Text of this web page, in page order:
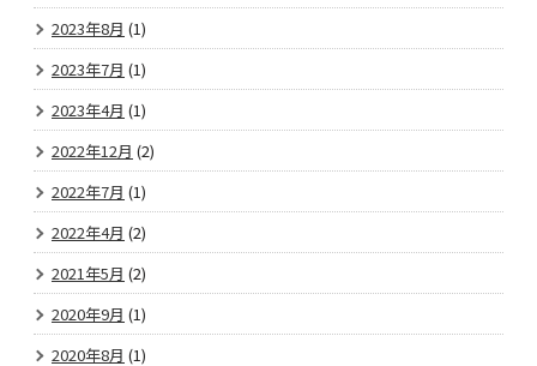
2023年8月 (1)
2023年7月 (1)
2023年4月 (1)
2022年12月 (2)
2022年7月 (1)
2022年4月 (2)
2021年5月 (2)
2020年9月 (1)
2020年8月 (1)